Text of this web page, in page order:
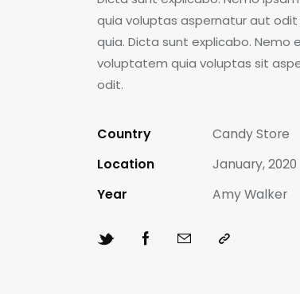
quia voluptas aspernatur aut
quia. Dicta sunt explicabo. Nemo
voluptatem quia voluptas sit
odit.
Country
Candy Store
Location
January, 2020
Year
Amy Walker